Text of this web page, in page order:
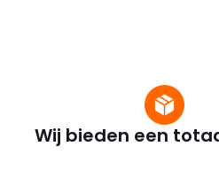
Wij bieden een